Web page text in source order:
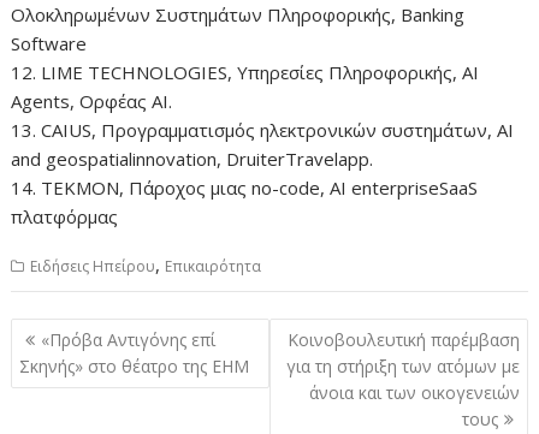
Ολοκληρωμένων Συστημάτων Πληροφορικής, Banking
Software
12. LIME TECHNOLOGIES, Υπηρεσίες Πληροφορικής, AI
Agents, Ορφέας ΑΙ.
13. CAIUS, Προγραμματισμός ηλεκτρονικών συστημάτων, AI
and geospatialinnovation, DruiterΤravelapp.
14. ΤΕΚΜΟΝ, Πάροχος μιας no-code, AI enterpriseSaaS
πλατφόρμας
Ειδήσεις Ηπείρου, Επικαιρότητα
Πλοήγηση
άρθρων
«Πρόβα Αντιγόνης επί
Σκηνής» στο θέατρο της ΕΗΜ
Κοινοβουλευτική παρέμβαση
για τη στήριξη των ατόμων με
άνοια και των οικογενειών
τους